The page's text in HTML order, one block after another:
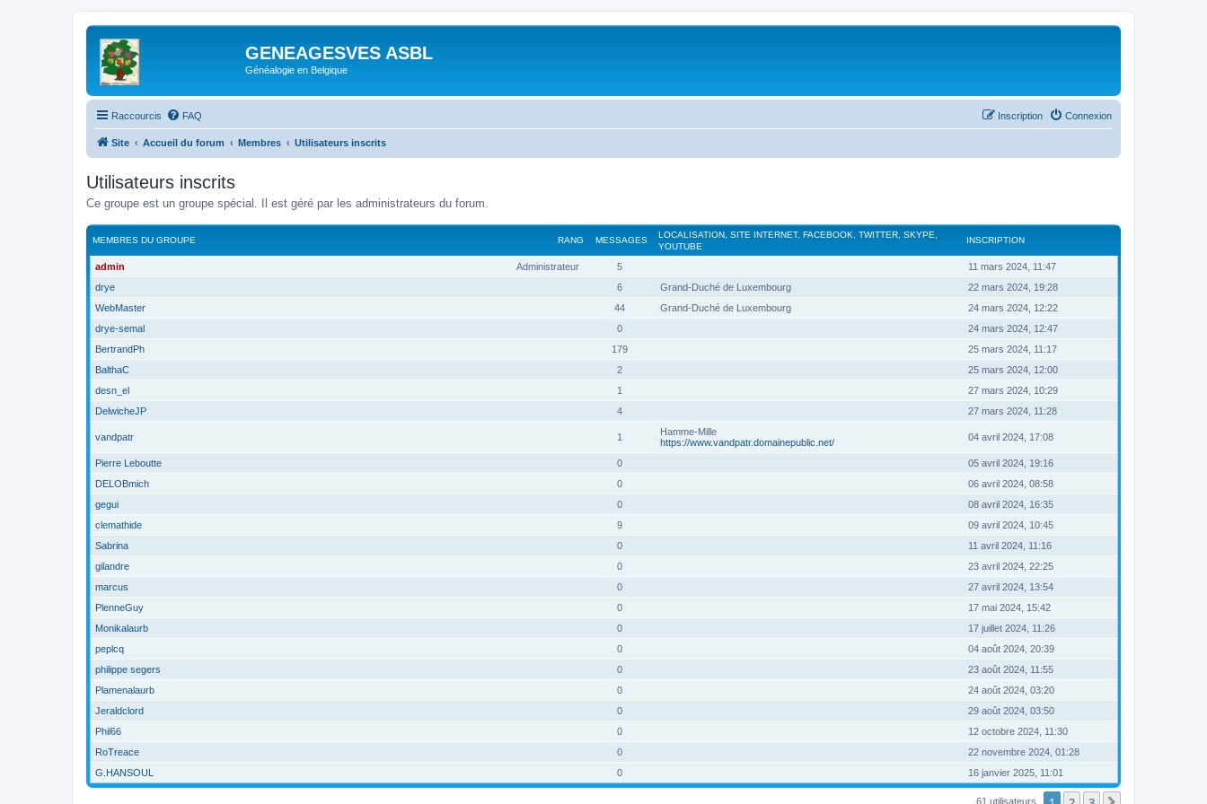
GENEAGESVES ASBL
Généalogie en Belgique
Raccourcis FAQ Connexion
Inscription
Site Accueil du forum Membres Utilisateurs inscrits
Utilisateurs inscrits
Ce groupe est un groupe spécial. Il est géré par les administrateurs du forum.
RANG
MEMBRES DU GROUPE MESSAGES
LOCALISATION, SITE INTERNET, FACEBOOK, TWITTER, SKYPE,
YOUTUBE
INSCRIPTION
Administrateur
admin 5
11 mars 2024, 11:47
drye
6 Grand-Duché de Luxembourg
22 mars 2024, 19:28
WebMaster
44 Grand-Duché de Luxembourg
24 mars 2024, 12:22
drye-semal
0
24 mars 2024, 12:47
BertrandPh
179
25 mars 2024, 11:17
BalthaC
2
25 mars 2024, 12:00
desn_el
1
27 mars 2024, 10:29
DelwicheJP
4 27 mars 2024, 11:28
vandpatr 1
Hamme-Mille
https://www.vandpatr.domainepublic.net/
04 avril 2024, 17:08
Pierre Leboutte 0
05 avril 2024, 19:16
DELOBmich
0
06 avril 2024, 08:58
gegui
0
08 avril 2024, 16:35
clemathide
9
09 avril 2024, 10:45
Sabrina
0
11 avril 2024, 11:16
gilandre
0
23 avril 2024, 22:25
marcus
0
27 avril 2024, 13:54
PlenneGuy
0
17 mai 2024, 15:42
Monikalaurb
0
17 juillet 2024, 11:26
peplcq
0
04 août 2024, 20:39
philippe segers
0
23 août 2024, 11:55
Plamenalaurb
0
24 août 2024, 03:20
Jeraldclord
0
29 août 2024, 03:50
Phil66
0
12 octobre 2024, 11:30
RoTreace
0
22 novembre 2024, 01:28
G.HANSOUL
0 16 janvier 2025, 11:01
61 utilisateurs